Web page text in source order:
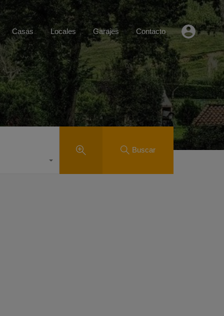
Casas Locales Garajes Contacto
Buscar